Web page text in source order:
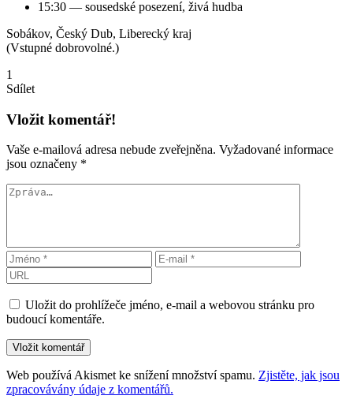
15:30 — sousedské posezení, živá hudba
Sobákov, Český Dub, Liberecký kraj
(Vstupné dobrovolné.)
1
Sdílet
Vložit komentář!
Vaše e-mailová adresa nebude zveřejněna. Vyžadované informace
jsou označeny *
Uložit do prohlížeče jméno, e-mail a webovou stránku pro
budoucí komentáře.
Web používá Akismet ke snížení množství spamu. Zjistěte, jak jsou
zpracovávány údaje z komentářů.